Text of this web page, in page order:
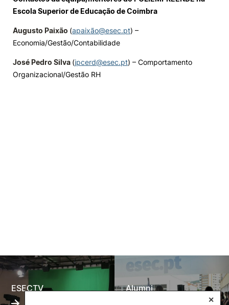
✕
Escola Superior de Educação de Coimbra
Augusto Paixão (apaixão@esec.pt) –
Economia/Gestão/Contabilidade
José Pedro Silva (jpcerd@esec.pt) – Comportamento
Organizacional/Gestão RH
ESECTV Alumni